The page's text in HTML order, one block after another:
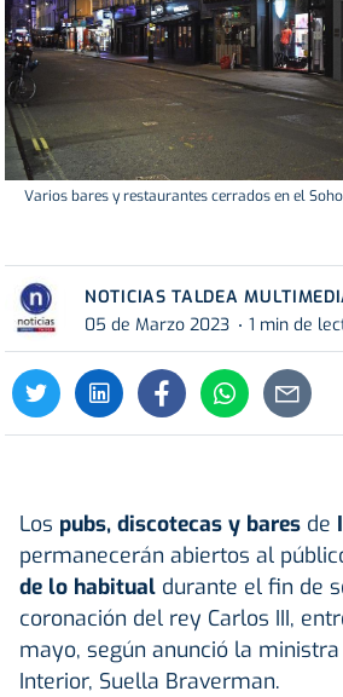
Varios bares y restaurantes cerrados en el
NOTICIAS TALDEA
05 de Marzo 2023
1 min de
Los pubs, discotecas y bares de
permanecerán abiertos al
de lo habitual durante el fin de
coronación del rey Carlos III,
mayo, según anunció la
Interior, Suella Braverman.